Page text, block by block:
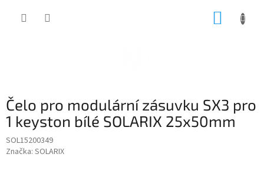
Čelo pro modulární zásuvku SX3 pro
1 keyston bílé SOLARIX 25x50mm
SOL15200349
Značka: SOLARIX